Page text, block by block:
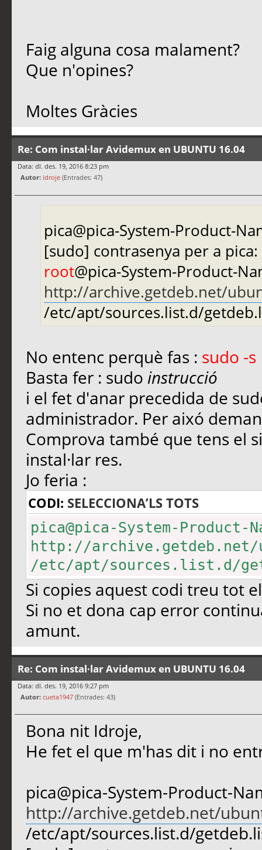
Faig alguna cosa malament?
Que n'opines?
Moltes Gràcies
Re: Com instal·lar Avidemux en UBUNTU 16.04
Data: dl. des. 19, 2016 8:23 pm
Autor: idroje (Entrades: 47)
pica@pica-System-Product-
[sudo] contrasenya per a pica:
root@pica-System-Product-
http://archive.getdeb.net/
/etc/apt/sources.list.d/
No entenc perquè fas : sudo -s
Basta fer : sudo instrucció
i el fet d'anar precedida de
administrador. Per aixó
Comprova també que tens el
instal·lar res.
Jo feria :
CODI: SELECCIONA’LS TOTS
pica@pica-System-
http://archive.getdeb.net/
/etc/apt/sources.list.d/
Si copies aquest codi treu tot
Si no et dona cap error
amunt.
Re: Com instal·lar Avidemux en UBUNTU 16.04
Data: dl. des. 19, 2016 9:27 pm
Autor: cueta1947 (Entrades: 43)
Bona nit Idroje,
He fet el que m'has dit i no
pica@pica-System-Product-
http://archive.getdeb.net/
/etc/apt/sources.list.d/